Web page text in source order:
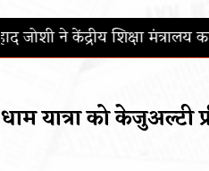
का कार्यभार संभाला
यात्रा को केजुअल्टी